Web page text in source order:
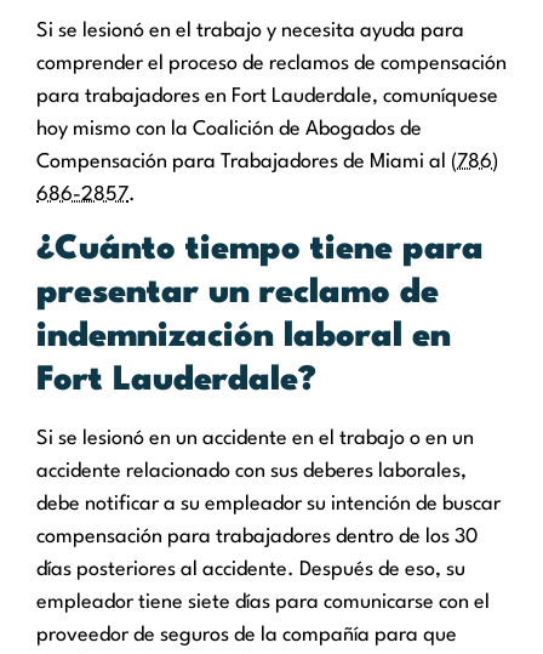
Si se lesionó en el trabajo y necesita ayuda para
comprender el proceso de reclamos de compensación
para trabajadores en Fort Lauderdale, comuníquese
hoy mismo con la Coalición de Abogados de
Compensación para Trabajadores de Miami al (786)
686-2857.
¿Cuánto tiempo tiene para
presentar un reclamo de
indemnización laboral en
Fort Lauderdale?
Si se lesionó en un accidente en el trabajo o en un
accidente relacionado con sus deberes laborales,
debe notificar a su empleador su intención de buscar
compensación para trabajadores dentro de los 30
días posteriores al accidente. Después de eso, su
empleador tiene siete días para comunicarse con el
proveedor de seguros de la compañía para que